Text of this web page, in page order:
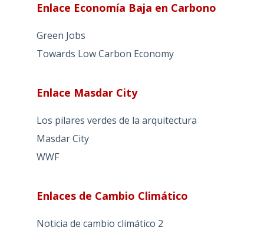
Enlace Economía Baja en Carbono
Green Jobs
Towards Low Carbon Economy
Enlace Masdar City
Los pilares verdes de la arquitectura
Masdar City
WWF
Enlaces de Cambio Climático
Noticia de cambio climático 2